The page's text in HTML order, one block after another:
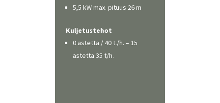
5,5 kW max. pituus 26 m
Kuljetustehot
0 astetta / 40 t./h. – 15
astetta 35 t/h.